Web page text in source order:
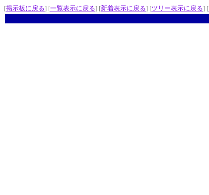
[掲示板に戻る] [一覧表示に戻る] [新着表示に戻る] [ツリー表示に戻る] [